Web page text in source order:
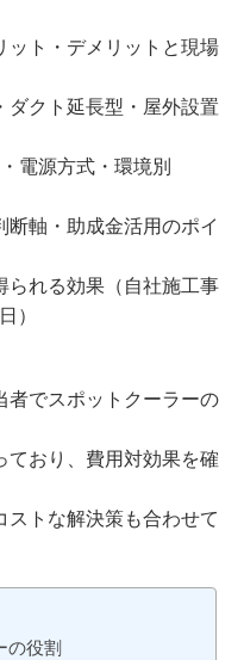
ト・デメリットと現場
クト延長型・屋外設置
電源方式・環境別
軸・助成金活用のポイ
れる効果（自社施工事
）
でスポットクーラーの
おり、費用対効果を確
トな解決策も合わせて
の役割